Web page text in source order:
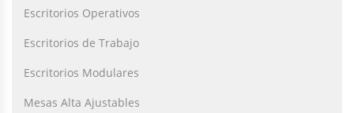
Escritorios Operativos
Escritorios de Trabajo
Escritorios Modulares
Mesas Alta Ajustables